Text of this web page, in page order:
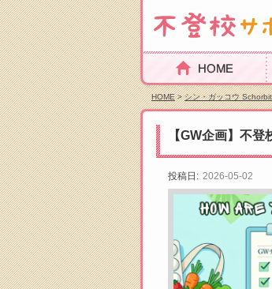
HOME
HOME>シン・ガッコウ Schorbit
【GW企画】不
投稿日: 2026-05-02